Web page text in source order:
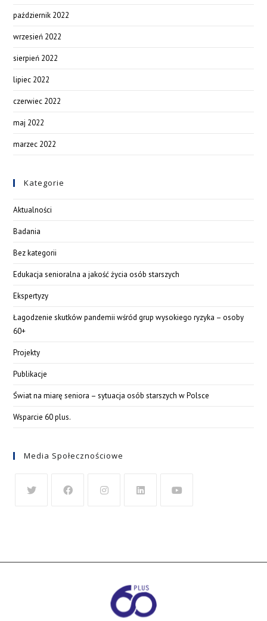
październik 2022
wrzesień 2022
sierpień 2022
lipiec 2022
czerwiec 2022
maj 2022
marzec 2022
Kategorie
Aktualności
Badania
Bez kategorii
Edukacja senioralna a jakość życia osób starszych
Ekspertyzy
Łagodzenie skutków pandemii wśród grup wysokiego ryzyka – osoby
60+
Projekty
Publikacje
Świat na miarę seniora – sytuacja osób starszych w Polsce
Wsparcie 60 plus.
Media Społecznościowe